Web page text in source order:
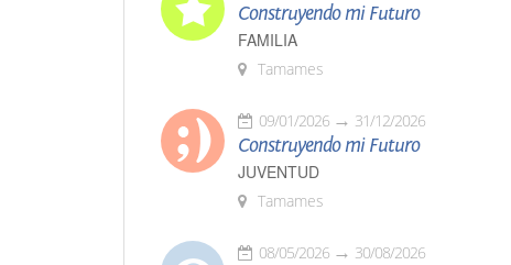
Construyendo mi Futuro
FAMILIA
Tamames
09/01/2026 31/12/2026
Construyendo mi Futuro
JUVENTUD
Tamames
08/05/2026 30/08/2026